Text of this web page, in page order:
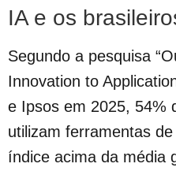
IA e os
Segundo a pesquisa
Innovation to
e Ipsos em 2025, 54%
utilizam ferramentas
índice acima da média